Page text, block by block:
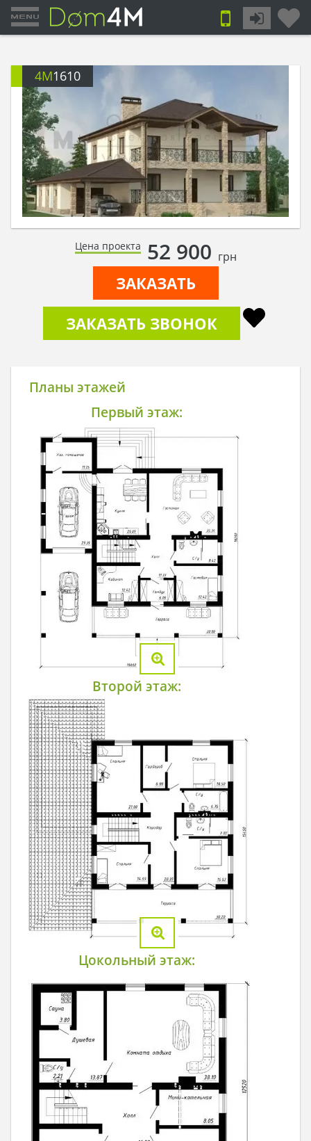
4M1610
Цена проекта 52 900 грн
ЗАКАЗАТЬ
ЗАКАЗАТЬ ЗВОНОК
Планы этажей
Первый этаж:
Второй этаж:
Цокольный этаж: